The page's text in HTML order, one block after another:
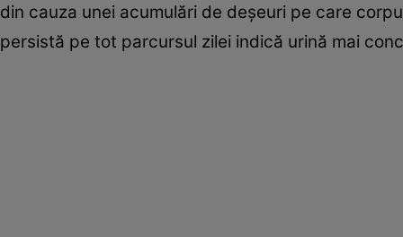
din cauza unei acumulări de deşeuri pe care
persistă pe tot parcursul zilei indică urină mai